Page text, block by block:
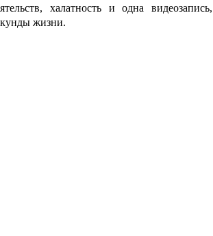
халатность и одна видеозапись,
жизни.